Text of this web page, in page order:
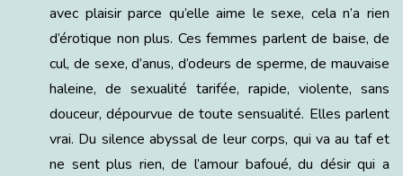
avec plaisir parce qu’elle aime le sexe, cela n’a rien
d’érotique non plus. Ces femmes parlent de baise, de
cul, de sexe, d’anus, d’odeurs de sperme, de mauvaise
haleine, de sexualité tarifée, rapide, violente, sans
douceur, dépourvue de toute sensualité. Elles parlent
vrai. Du silence abyssal de leur corps, qui va au taf et
ne sent plus rien, de l’amour bafoué, du désir qui a